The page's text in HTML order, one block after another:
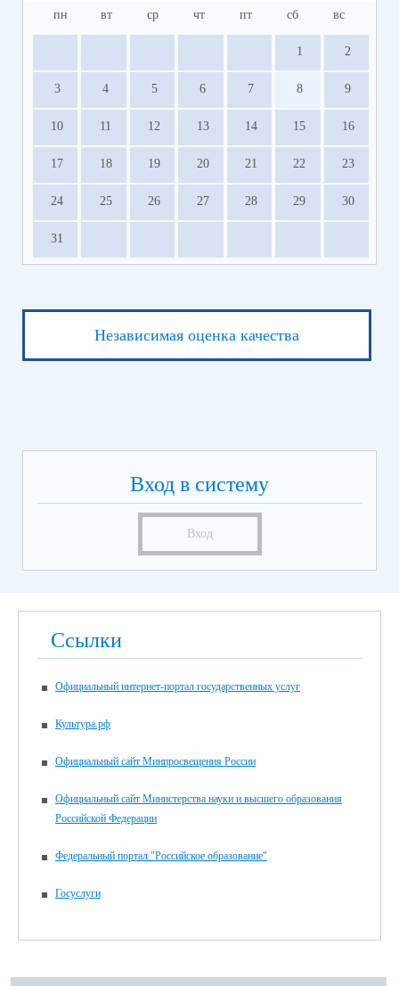
пн вт ср чт пт сб вс
1 2
3 4 5 6 7 8 9
10 11 12 13 14 15 16
17 18 19 20 21 22 23
24 25 26 27 28 29 30
31
Независимая оценка качества
Вход в систему
Вход
Ссылки
Официальный интернет-портал государственных услуг
Культура.рф
Официальный сайт Минпросвещения России
Официальный сайт Министерства науки и высшего образования
Российской Федерации
Федеральный портал "Российское образование"
Госуслуги